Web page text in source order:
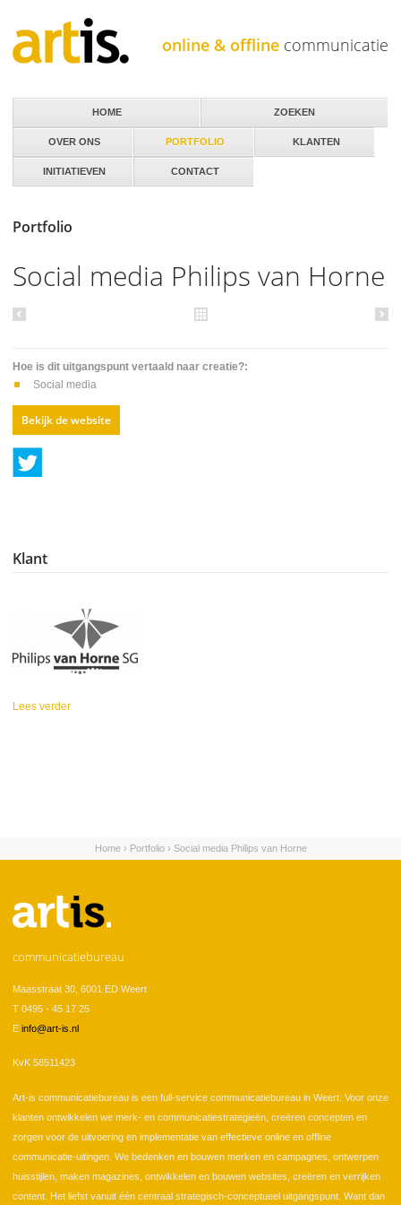
online & offline communicatie
Portfolio
Social media Philips van Horne
Hoe is dit uitgangspunt vertaald naar creatie?:
Social media
Bekijk de website
Klant
Lees verder
HOME
OVER ONS PORTFOLIO KLANTEN
INITIATIEVEN CONTACT
ZOEKEN
U bent hier
Home› Portfolio› Social media Philips van Horne
communicatiebureau
Maasstraat 30, 6001 ED Weert
T 0495 - 45 17 25
E info@art-is.nl
KvK 58511423
Art-is communicatiebureau is een full-service communicatiebureau in Weert. Voor onze
klanten ontwikkelen we merk- en communicatiestrategieën, creëren concepten en
zorgen voor de uitvoering en implementatie van effectieve online en offline
communicatie-uitingen. We bedenken en bouwen merken en campagnes, ontwerpen
huisstijlen, maken magazines, ontwikkelen en bouwen websites, creëren en verrijken
content. Het liefst vanuit één centraal strategisch-conceptueel uitgangspunt. Want dan